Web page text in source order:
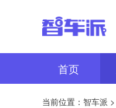
首页
当前位置： 智车派 >